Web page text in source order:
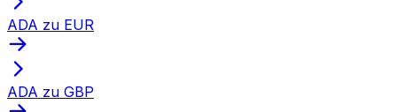
ADA zu EUR
ADA zu GBP